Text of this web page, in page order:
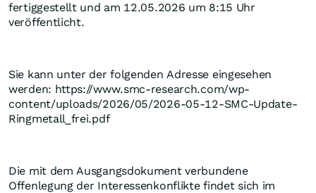
fertiggestellt und am 12.05.2026 um 8:15 Uhr
veröffentlicht.
Sie kann unter der folgenden Adresse eingesehen
werden: https://www.smc-research.com/wp-
content/uploads/2026/05/2026-05-12-SMC-Update-
Ringmetall_frei.pdf
Die mit dem Ausgangsdokument verbundene
Offenlegung der Interessenkonflikte findet sich im